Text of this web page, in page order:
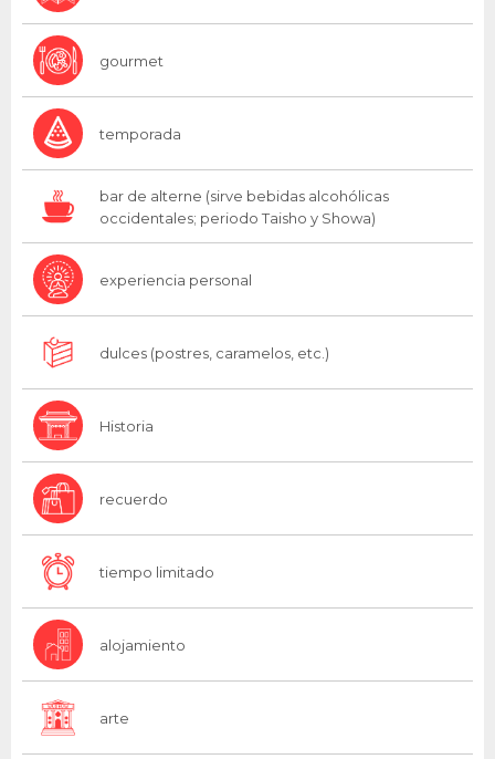
gourmet
temporada
bar de alterne (sirve bebidas alcohólicas
occidentales; periodo Taisho y Showa)
experiencia personal
dulces (postres, caramelos, etc.)
Historia
recuerdo
tiempo limitado
alojamiento
arte